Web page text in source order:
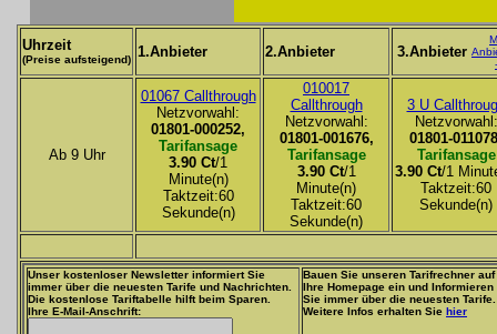
Uhrzeit
(Preise aufsteigend) 1.Anbieter 2.Anbieter 3.Anbieter
Ab 9 Uhr
01067 Callthrough
Netzvorwahl:
01801-000252,
Tarifansage
3.90 Ct/1
Minute(n)
Taktzeit:60
Sekunde(n)
010017
Callthrough
Netzvorwahl:
01801-001676,
Tarifansage
3.90 Ct/1
Minute(n)
Taktzeit:60
Sekunde(n)
3 U
Netzvorwahl:
01801-
Tarifansage
3.90 Ct/1
Taktzeit:60
Sekunde(n)
Unser kostenloser Newsletter informiert Sie
immer über die neuesten Tarife und Nachrichten.
Die kostenlose Tariftabelle hilft beim Sparen.
Ihre E-Mail-Anschrift:
Bauen Sie unseren Tarifrechner auf
Ihre Homepage ein und Informieren
Sie immer über die neuesten Tarife.
Weitere Infos erhalten Sie hier